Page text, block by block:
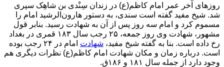
روزهای آخر عمر امام کاظم(ع) در زندان سِنْدی بن شاهِک سپری
شد. شیخ مفید گفته است سندی، به دستور هارون‌الرشید امام را
مسموم کرد و امام سه روز پس از آن به شهادت رسید. بنابر قول
مشهور، شهادت وی روز جمعه، ۲۵ رجب سال ۱۸۳ قمری در بغداد
رخ داده است. بنا به گفته شیخ مفید، شهادت
امام در ۲۴ رجب بوده
است. درباره زمان و مکان شهادت امام کاظم(ع) نظرات دیگری هم
وجود دارد از جمله سال ۱۸۱ و ۱۸۶ق.